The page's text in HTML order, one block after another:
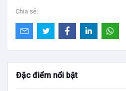
Chia sẻ:
Đặc điểm nổi bật